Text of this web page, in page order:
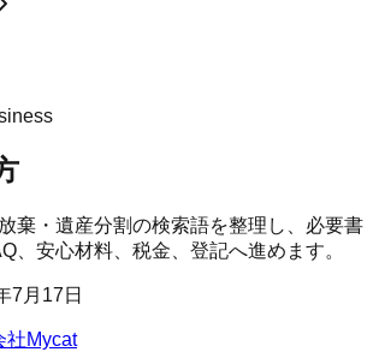
棄・遺産分割の検索語を整理し、必要書
、安心材料、税金、登記へ進めます。
7月17日
社Mycat